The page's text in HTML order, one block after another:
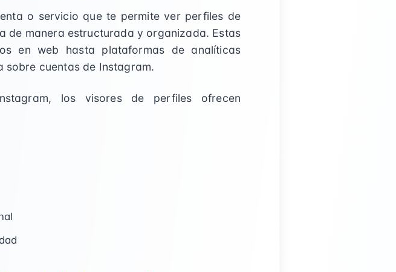
o servicio que te permite ver perfiles de
de manera estructurada y organizada. Estas
en web hasta plataformas de analíticas
cuentas de Instagram.
los visores de perfiles ofrecen